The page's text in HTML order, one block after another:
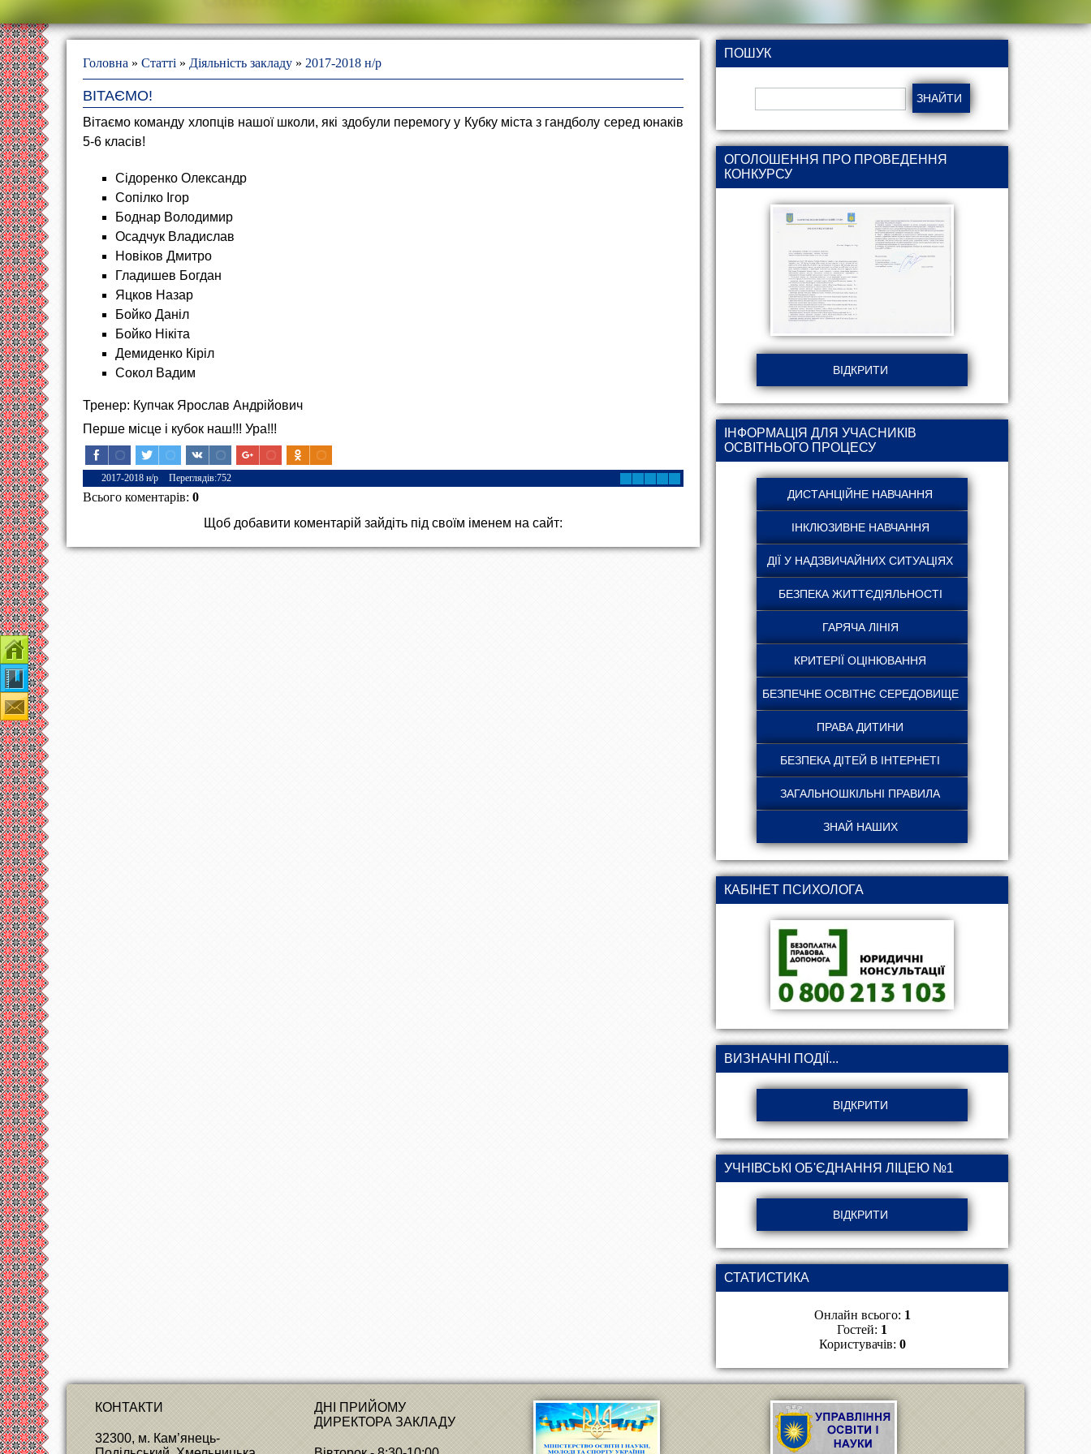
Контакти
Наша гімназія
Зворотній зв'язок
Головна » Статті » Діяльність закладу » 2017-2018 н/р
ВІТАЄМО!
Вітаємо команду хлопців нашої школи, які здобули перемогу у Кубку міста з гандболу серед юнаків
5-6 класів!
Сідоренко Олександр
Сопілко Ігор
Боднар Володимир
Осадчук Владислав
Новіков Дмитро
Гладишев Богдан
Яцков Назар
Бойко Даніл
Бойко Нікіта
Демиденко Кіріл
Сокол Вадим
Тренер: Купчак Ярослав Андрійович
Перше місце і кубок наш!!! Ура!!!
2017-2018 н/р Переглядів:752
Всього коментарів: 0
Щоб добавити коментарій зайдіть під своїм іменем на сайт:
ПОШУК
ОГОЛОШЕННЯ ПРО ПРОВЕДЕННЯ
КОНКУРСУ
ІНФОРМАЦІЯ ДЛЯ УЧАСНИКІВ
ОСВІТНЬОГО ПРОЦЕСУ
КАБІНЕТ ПСИХОЛОГА
ВИЗНАЧНІ ПОДІЇ...
УЧНІВСЬКІ ОБ'ЄДНАННЯ ЛІЦЕЮ №1
СТАТИСТИКА
Онлайн всього: 1
Гостей: 1
Користувачів: 0
КОНТАКТИ
32300, м. Кам’янець-
ДНІ ПРИЙОМУ
ДИРЕКТОРА ЗАКЛАДУ